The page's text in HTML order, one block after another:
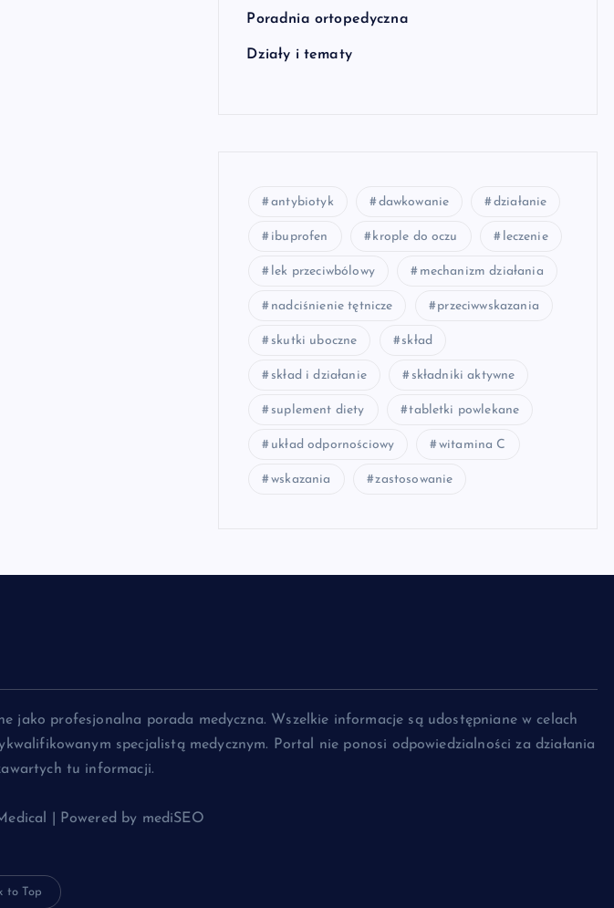
Poradnia ortopedyczna
Działy i tematy
antybiotyk dawkowanie działanie
ibuprofen krople do oczu leczenie
lek przeciwbólowy mechanizm działania
nadciśnienie tętnicze przeciwwskazania
skutki uboczne skład
skład i działanie składniki aktywne
suplement diety tabletki powlekane
układ odpornościowy witamina C
wskazania zastosowanie
jako profesjonalna porada medyczna. Wszelkie informacje są udostępniane w celach
specjalistą medycznym. Portal nie ponosi odpowiedzialności za działania
tu informacji.
| Powered by mediSEO
to Top